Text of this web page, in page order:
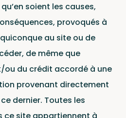
soient les causes,
provoqués à
au site ou de
de même que
ou du crédit accordé à une
provenant directement
dernier. Toutes les
ce site appartiennent à
Two Records